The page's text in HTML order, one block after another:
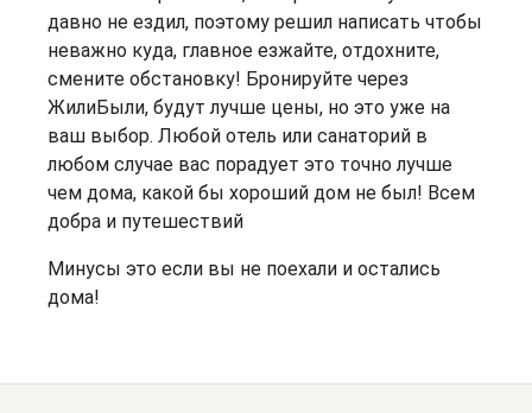
давно не ездил, поэтому решил написать чтобы
неважно куда, главное езжайте, отдохните,
смените обстановку! Бронируйте через
ЖилиБыли, будут лучше цены, но это уже на
ваш выбор. Любой отель или санаторий в
любом случае вас порадует это точно лучше
чем дома, какой бы хороший дом не был! Всем
добра и путешествий
Минусы это если вы не поехали и остались
дома!